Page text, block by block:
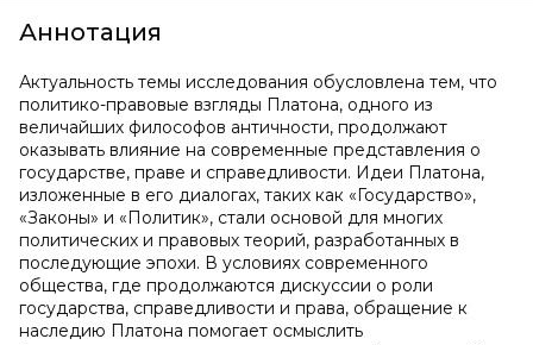
Аннотация
Актуальность темы исследования обусловлена тем, что
политико-правовые взгляды Платона, одного из
величайших философов античности, продолжают
оказывать влияние на современные представления о
государстве, праве и справедливости. Идеи Платона,
изложенные в его диалогах, таких как «Государство»,
«Законы» и «Политик», стали основой для многих
политических и правовых теорий, разработанных в
последующие эпохи. В условиях современного
общества, где продолжаются дискуссии о роли
государства, справедливости и права, обращение к
наследию Платона помогает осмыслить